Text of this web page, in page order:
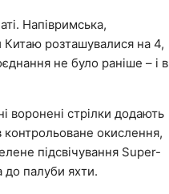
Напівримська,
Китаю розташувалися на 4,
не було раніше – і в
воронені стрілки додають
окислення,
підсвічування Super-
до палуби яхти.